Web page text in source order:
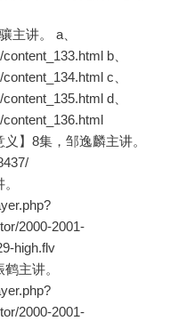
主讲。 a、
b、
c、
d、
】8集，邹逸麟主讲。
2000-2001-
high.flv
主讲。
2000-2001-